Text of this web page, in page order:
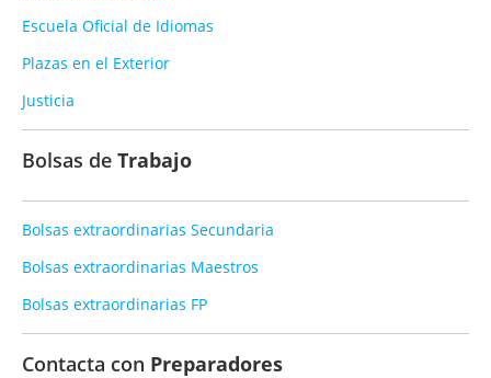
Escuela Oficial de Idiomas
Plazas en el Exterior
Justicia
Bolsas de Trabajo
Bolsas extraordinarias Secundaria
Bolsas extraordinarias Maestros
Bolsas extraordinarias FP
Contacta con Preparadores